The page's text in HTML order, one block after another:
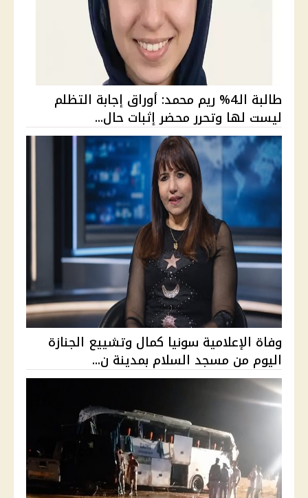
طالبة الـ4% ريم محمد: أوراق إجابة التظلم
ليست لها وتحرر محضر إثبات حال...
وفاة الإعلامية سونيا كمال وتشييع الجنازة
اليوم من مسجد السلام بمدينة ن...